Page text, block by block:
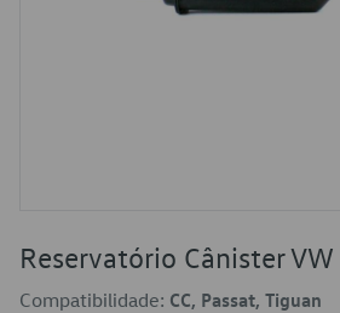
Reservatório Cânister
Compatibilidade: CC, Passat, Tiguan